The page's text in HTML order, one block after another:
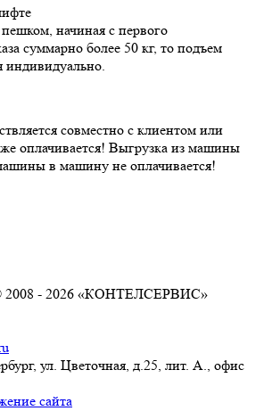
начиная с первого
суммарно более 50 кг, то подъем
индивидуально.
совместно с клиентом или
оплачивается! Выгрузка из машины
в машину не оплачивается!
2008 - 2026 «КОНТЕЛСЕРВИС»
ул. Цветочная, д.25, лит. А., офис
сайта